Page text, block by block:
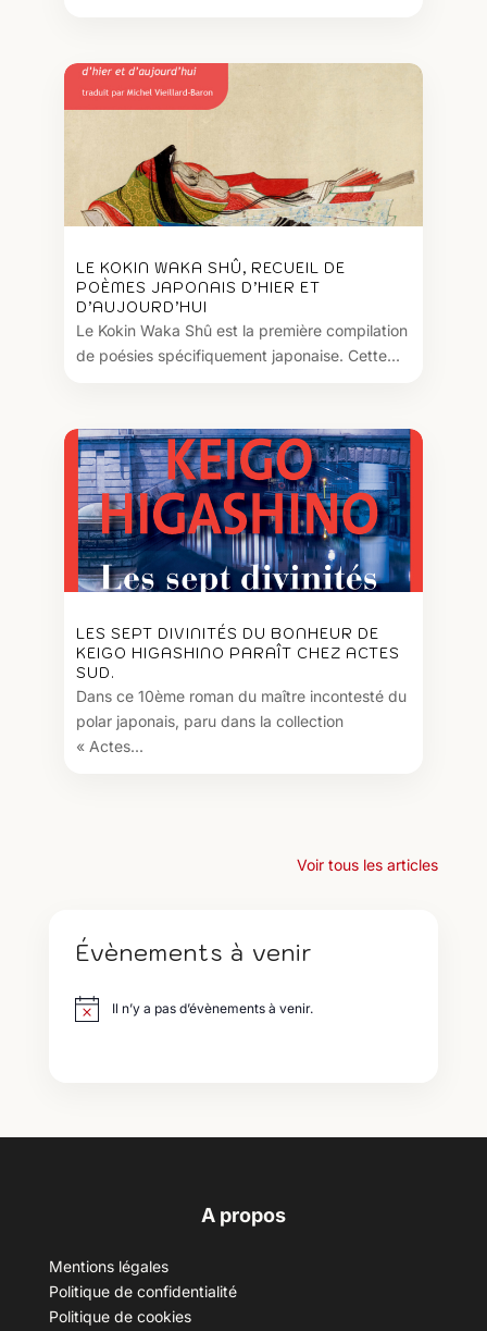
LE KOKIN WAKA SHÛ, RECUEIL DE
POÈMES JAPONAIS D’HIER ET
D’AUJOURD’HUI
Le Kokin Waka Shû est la première compilation
de poésies spécifiquement japonaise. Cette...
LES SEPT DIVINITÉS DU BONHEUR DE
KEIGO HIGASHINO PARAÎT CHEZ ACTES
SUD.
Dans ce 10ème roman du maître incontesté du
polar japonais, paru dans la collection
« Actes...
Voir tous les articles
Évènements à venir
Il n’y a pas d’évènements à venir.
A propos
Mentions légales
Politique de confidentialité
Politique de cookies